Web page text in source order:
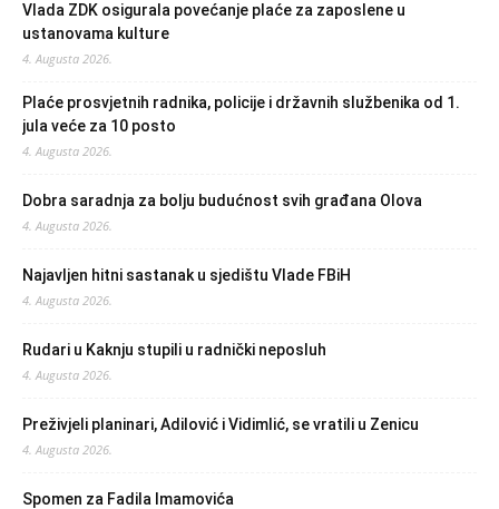
Vlada ZDK osigurala povećanje plaće za zaposlene u
ustanovama kulture
4. Augusta 2026.
Plaće prosvjetnih radnika, policije i državnih službenika od 1.
jula veće za 10 posto
4. Augusta 2026.
Dobra saradnja za bolju budućnost svih građana Olova
4. Augusta 2026.
Najavljen hitni sastanak u sjedištu Vlade FBiH
4. Augusta 2026.
Rudari u Kaknju stupili u radnički neposluh
4. Augusta 2026.
Preživjeli planinari, Adilović i Vidimlić, se vratili u Zenicu
4. Augusta 2026.
Spomen za Fadila Imamovića